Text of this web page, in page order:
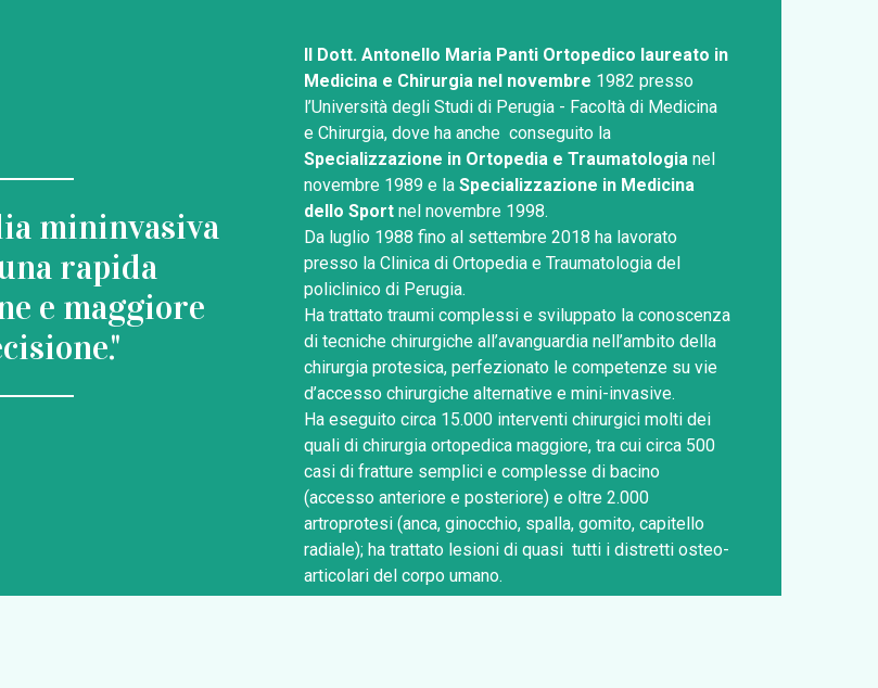
mininvasiva
rapida
e maggiore
Il Dott. Antonello Maria Panti Ortopedico laureato in
Medicina e Chirurgia nel novembre 1982 presso
l’Università degli Studi di Perugia - Facoltà di Medicina
e Chirurgia, dove ha anche conseguito la
Specializzazione in Ortopedia e Traumatologia nel
novembre 1989 e laSpecializzazione in Medicina
dello Sport nel novembre 1998.
Da luglio 1988 fino al settembre 2018 ha lavorato
presso la Clinica di Ortopedia e Traumatologia del
policlinico di Perugia.
Ha trattato traumi complessi e sviluppato la conoscenza
di tecniche chirurgiche all’avanguardia nell’ambito della
chirurgia protesica, perfezionato le competenze su vie
d’accesso chirurgiche alternative e mini-invasive.
Ha eseguito circa 15.000 interventi chirurgici molti dei
quali di chirurgia ortopedica maggiore, tra cui circa 500
casi di fratture semplici e complesse di bacino
(accesso anteriore e posteriore) e oltre 2.000
artroprotesi (anca, ginocchio, spalla, gomito, capitello
radiale); ha trattato lesioni di quasi tutti i distretti osteo-
articolari del corpo umano.